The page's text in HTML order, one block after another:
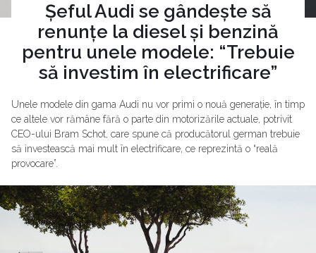
Șeful Audi se gândește să
renunțe la diesel și benzină
pentru unele modele: “Trebuie
să investim în electrificare”
Unele modele din gama Audi nu vor primi o nouă generație, în timp
ce altele vor rămâne fără o parte din motorizările actuale, potrivit
CEO-ului Bram Schot, care spune că producătorul german trebuie
să investească mai mult în electrificare, ce reprezintă o “reală
provocare”.